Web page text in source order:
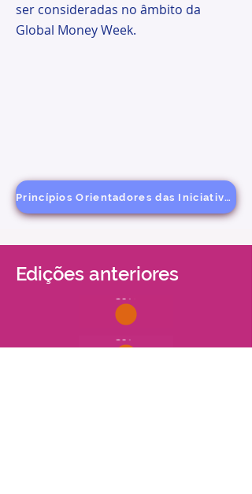
ser consideradas no âmbito da
Global Money Week.
Princípios Orientadores das Iniciativas de Formação Financeira
Edições anteriores
2013
2014